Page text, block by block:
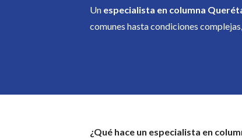
Un especialista en columna
comunes hasta condiciones
¿Qué hace un especialista en